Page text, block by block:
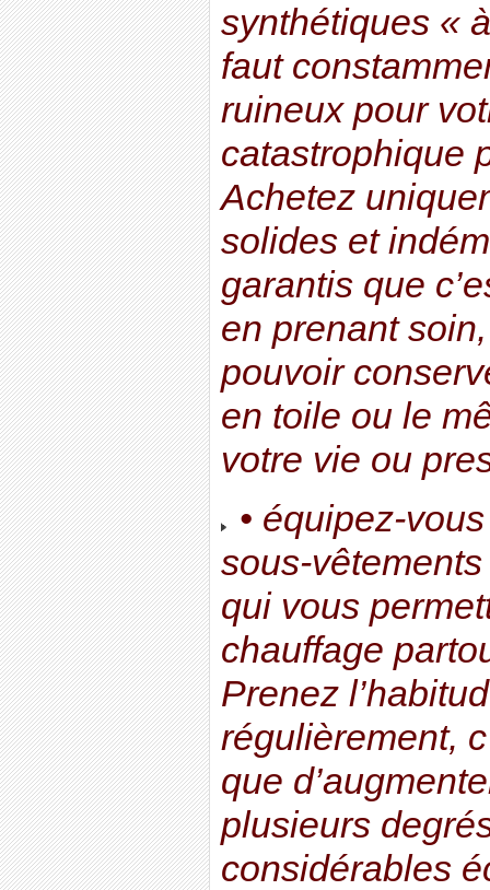
synthétiques «
faut
ruineux pour
catastrophique
Achetez
solides et
garantis que
en prenant
pouvoir
en toile ou le
votre vie ou
• équipez-
sous-
qui vous
chauffage
Prenez
régulièrement,
que
plusieurs
considérables